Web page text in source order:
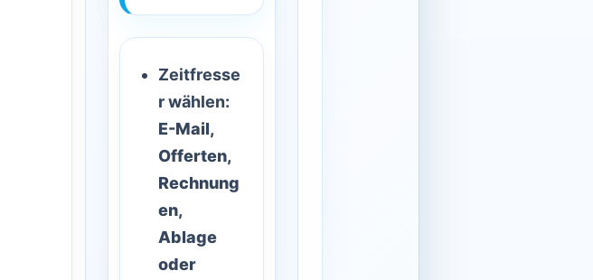
Zeitfresse
r wählen:
E-Mail,
Offerten,
Rechnung
en,
Ablage
oder